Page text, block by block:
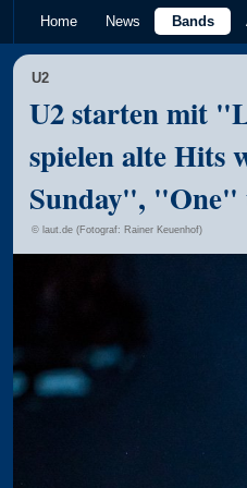
Home News Bands
U2
U2 starten mit
spielen alte Hits
Sunday",
© laut.de (Fotograf: Rainer Keuenhof)